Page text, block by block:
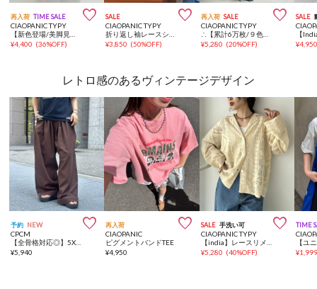
再入荷 TIME SALE 
CIAOPANIC TYPY
¥4,400 (36%OFF)
SALE 
CIAOPANIC TYPY
¥3,850 (50%OFF)
再入荷 SALE 
CIAOPANIC TYPY
¥5,280 (20%OFF)
SALE
¥
レトロ感のあるヴィンテージデザイン
予約 NEW 
CPCM
【全骨格対応◎】5Xイージーパンツ《ユニセックス仕様》
¥5,940
再入荷 
CIAOPANIC
ピグメントバンドTEE
¥4,950
SALE 手洗い可 
CIAOPANIC TYPY
【india】レースリメイク風シャツジャケット
¥5,280 (40%OFF)
TIME
¥